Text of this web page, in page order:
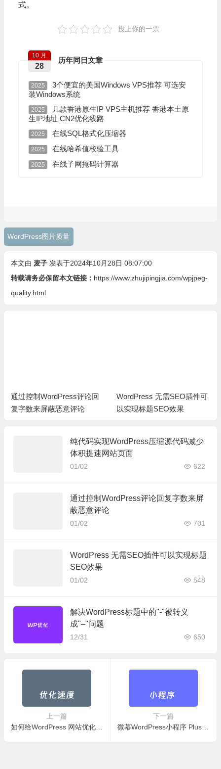
式。
投上你的一票
历年同日文章
10 月
28
2025
3个便宜的美国Windows VPS推荐 可选安
装Windows系统
2025
几款香港原生IP VPS主机推荐 香港本土原
生IP地址 CN2优化线路
2025 在线SQL格式化压缩器
2025 在线哈希值校验工具
2025 在线子网掩码计算器
WordPress图片质量
本文由 麦子 发表于2024年10月28日 08:07:00
转载请务必保留本文链接： https://www.zhujipingjia.com/wpjpeg-
quality.html
通过控制WordPress评论回
复字数来屏蔽恶意评论
WordPress 无需SEO插件可
以实现标题SEO效果
纯代码实现WordPress压缩源代码减少
体积提速网站页面
01/02 622
通过控制WordPress评论回复字数来屏
蔽恶意评论
01/02 701
WordPress 无需SEO插件可以实现标题
SEO效果
01/02 548
解决WordPress标题中的"-"被转义
成"–"问题
12/31 650
上一篇
如何给WordPress 网站优化加速？这几个WordPress加速优化方法可提速30%
下一篇
微慕WordPress小程序 Plus版本支持5端小程序 （微信/百度/支付宝等）